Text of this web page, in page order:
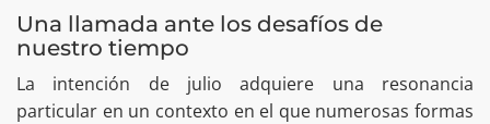
Una llamada ante los desafíos de
nuestro tiempo
La intención de julio adquiere una resonancia
particular en un contexto en el que numerosas formas